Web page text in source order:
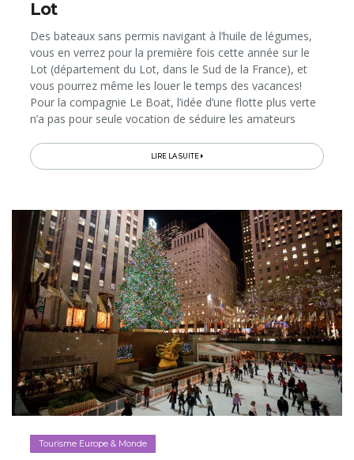
Lot
Des bateaux sans permis navigant à l’huile de légumes,
vous en verrez pour la première fois cette année sur le
Lot (département du Lot, dans le Sud de la France), et
vous pourrez même les louer le temps des vacances!
Pour la compagnie Le Boat, l’idée d’une flotte plus verte
n’a pas pour seule vocation de séduire les amateurs
LIRE LA SUITE
Tourisme Europe & Monde